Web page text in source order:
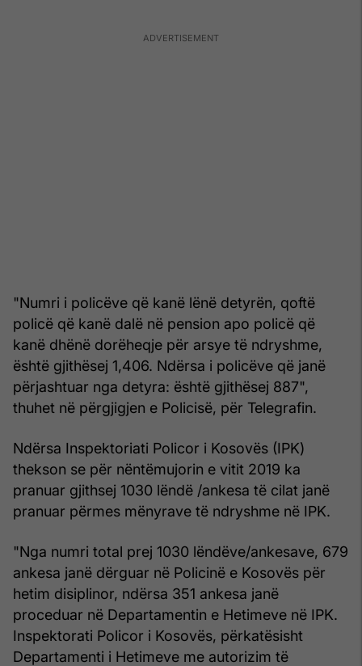
"Numri i policëve që kanë lënë detyrën, qoftë
policë që kanë dalë në pension apo policë që
kanë dhënë dorëheqje për arsye të ndryshme,
është gjithësej 1,406. Ndërsa i policëve që janë
përjashtuar nga detyra: është gjithësej 887",
thuhet në përgjigjen e Policisë, për Telegrafin.
Ndërsa Inspektoriati Policor i Kosovës (IPK)
thekson se për nëntëmujorin e vitit 2019 ka
pranuar gjithsej 1030 lëndë /ankesa të cilat janë
pranuar përmes mënyrave të ndryshme në IPK.
"Nga numri total prej 1030 lëndëve/ankesave, 679
ankesa janë dërguar në Policinë e Kosovës për
hetim disiplinor, ndërsa 351 ankesa janë
proceduar në Departamentin e Hetimeve në IPK.
Inspektorati Policor i Kosovës, përkatësisht
Departamenti i Hetimeve me autorizim të